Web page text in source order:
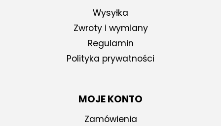
Wysyłka
Zwroty i wymiany
Regulamin
Polityka prywatności
MOJE KONTO
Zamówienia